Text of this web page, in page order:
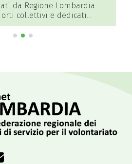
da Regione Lombardia
collettivi e dedicati